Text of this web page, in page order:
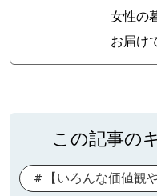
女性の
お届け
この記事の
【いろんな価値観